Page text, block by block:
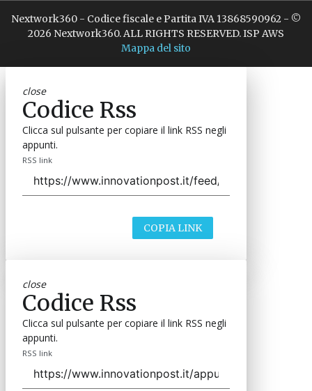
Nextwork360 - Codice fiscale e Partita IVA 13868590962 - ©
2026 Nextwork360. ALL RIGHTS RESERVED. ISP AWS
Mappa del sito
close
Codice Rss
Clicca sul pulsante per copiare il link RSS negli
appunti.
RSS link
COPIA LINK
close
Codice Rss
Clicca sul pulsante per copiare il link RSS negli
appunti.
RSS link